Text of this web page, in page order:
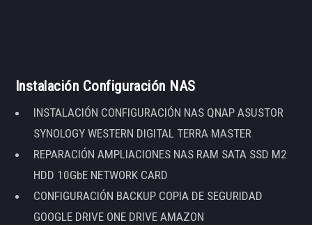
Instalación Configuración NAS
INSTALACIÓN CONFIGURACIÓN NAS QNAP ASUSTOR
SYNOLOGY WESTERN DIGITAL TERRA MASTER
REPARACIÓN AMPLIACIONES NAS RAM SATA SSD M2
HDD 10GbE NETWORK CARD
CONFIGURACIÓN BACKUP COPIA DE SEGURIDAD
GOOGLE DRIVE ONE DRIVE AMAZON